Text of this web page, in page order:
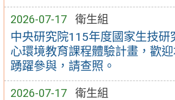
2026-07-17 衛生組
中央研究院115年度國家生技研
心環境教育課程體驗計畫，歡
踴躍參與，請查照。
2026-07-17 衛生組